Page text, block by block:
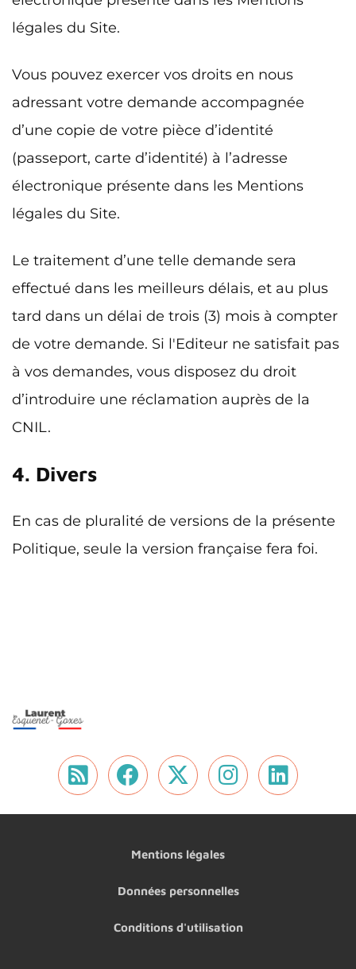
légales du Site.
Vous pouvez exercer vos droits en nous
adressant votre demande accompagnée
d’une copie de votre pièce d’identité
(passeport, carte d’identité) à l’adresse
électronique présente dans les Mentions
légales du Site.
Le traitement d’une telle demande sera
effectué dans les meilleurs délais, et au plus
tard dans un délai de trois (3) mois à compter
de votre demande. Si l'Editeur ne satisfait pas
à vos demandes, vous disposez du droit
d’introduire une réclamation auprès de la
CNIL.
4. Divers
En cas de pluralité de versions de la présente
Politique, seule la version française fera foi.
Flux RSSNous retrouver sur
Nous retrouver
NousNous
Mentions légales
Données personnelles
Conditions d'utilisation